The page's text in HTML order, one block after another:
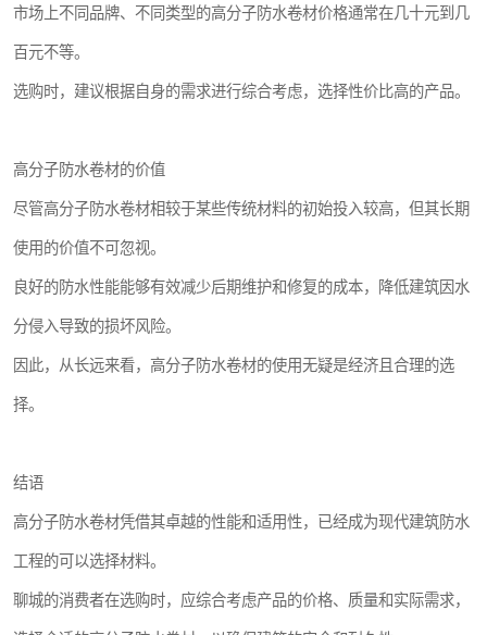
市场上不同品牌、不同类型的高分子防水卷材价格通常在几十元到几
百元不等。
选购时，建议根据自身的需求进行综合考虑，选择性价比高的产品。
高分子防水卷材的价值
尽管高分子防水卷材相较于某些传统材料的初始投入较高，但其长期
使用的价值不可忽视。
良好的防水性能能够有效减少后期维护和修复的成本，降低建筑因水
分侵入导致的损坏风险。
因此，从长远来看，高分子防水卷材的使用无疑是经济且合理的选
择。
结语
高分子防水卷材凭借其卓越的性能和适用性，已经成为现代建筑防水
工程的可以选择材料。
聊城的消费者在选购时，应综合考虑产品的价格、质量和实际需求，